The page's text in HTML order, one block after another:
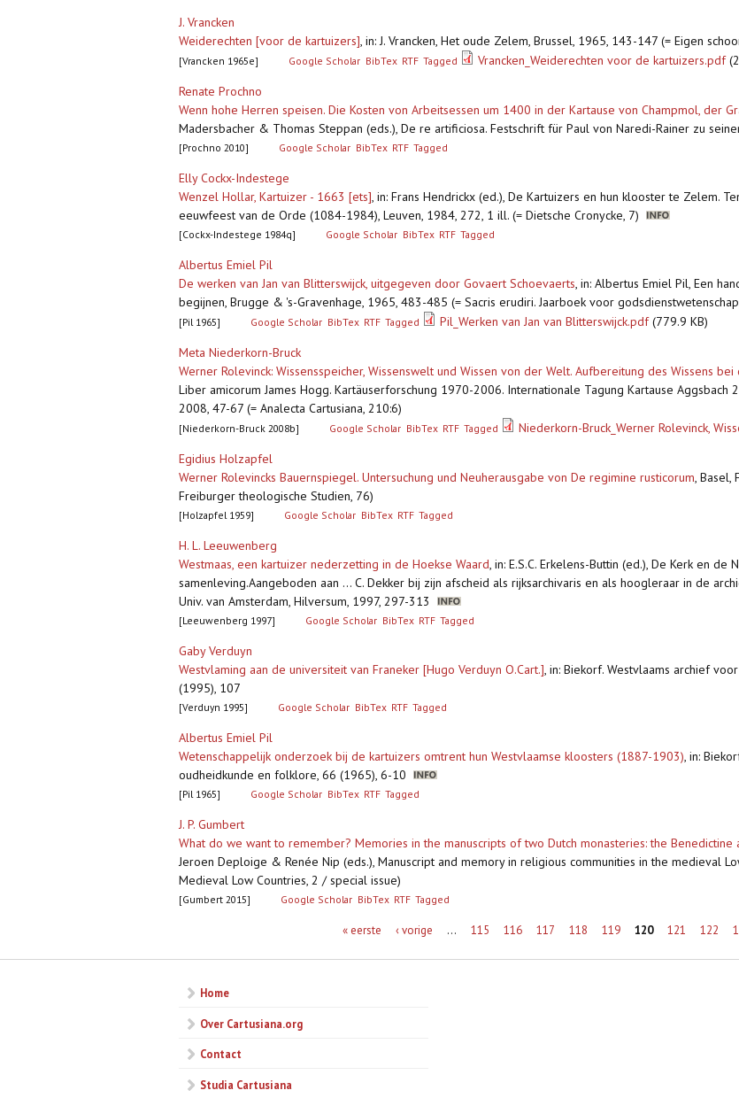
J. Vrancken
Weiderechten [voor de kartuizers], in: J. Vrancken, Het oude Zelem, Brussel, 1965, 143-147 (= Eigen
[Vrancken 1965e] Google Scholar BibTex RTF Tagged Vrancken_Weiderechten voor de kartuizers.pdf
Renate Prochno
Wenn hohe Herren speisen. Die Kosten von Arbeitsessen um 1400 in der Kartause von Champmol, der
Madersbacher & Thomas Steppan (eds.), De re artificiosa. Festschrift für Paul von Naredi-Rainer zu
[Prochno 2010] Google Scholar BibTex RTF Tagged
Elly Cockx-Indestege
Wenzel Hollar, Kartuizer - 1663 [ets], in: Frans Hendrickx (ed.), De Kartuizers en hun klooster te Zelem.
eeuwfeest van de Orde (1084-1984), Leuven, 1984, 272, 1 ill. (= Dietsche Cronycke, 7)
[Cockx-Indestege 1984q] Google Scholar BibTex RTF Tagged
Albertus Emiel Pil
De werken van Jan van Blitterswijck, uitgegeven door Govaert Schoevaerts, in: Albertus Emiel Pil, Een
begijnen, Brugge & 's-Gravenhage, 1965, 483-485 (= Sacris erudiri. Jaarboek voor
[Pil 1965] Google Scholar BibTex RTF Tagged Pil_Werken van Jan van Blitterswijck.pdf(779.9 KB)
Meta Niederkorn-Bruck
Werner Rolevinck: Wissensspeicher, Wissenswelt und Wissen von der Welt. Aufbereitung des Wissens bei
Liber amicorum James Hogg. Kartäuserforschung 1970-2006. Internationale Tagung Kartause Aggsbach
2008, 47-67 (= Analecta Cartusiana, 210:6)
[Niederkorn-Bruck 2008b] Google Scholar BibTex RTF Tagged Niederkorn-Bruck_Werner Rolevinck,
Egidius Holzapfel
Werner Rolevincks Bauernspiegel. Untersuchung und Neuherausgabe von De regimine rusticorum, Basel,
Freiburger theologische Studien, 76)
[Holzapfel 1959] Google Scholar BibTex RTF Tagged
H. L. Leeuwenberg
Westmaas, een kartuizer nederzetting in de Hoekse Waard, in: E.S.C. Erkelens-Buttin (ed.), De Kerk en
samenleving.Aangeboden aan ... C. Dekker bij zijn afscheid als rijksarchivaris en als hoogleraar in de
Univ. van Amsterdam, Hilversum, 1997, 297-313
[Leeuwenberg 1997] Google Scholar BibTex RTF Tagged
Gaby Verduyn
Westvlaming aan de universiteit van Franeker [Hugo Verduyn O.Cart.], in: Biekorf. Westvlaams archief
(1995), 107
[Verduyn 1995] Google Scholar BibTex RTF Tagged
Albertus Emiel Pil
Wetenschappelijk onderzoek bij de kartuizers omtrent hun Westvlaamse kloosters (1887-1903), in:
oudheidkunde en folklore, 66 (1965), 6-10
[Pil 1965] Google Scholar BibTex RTF Tagged
J. P. Gumbert
What do we want to remember? Memories in the manuscripts of two Dutch monasteries: the
Jeroen Deploige & Renée Nip (eds.), Manuscript and memory in religious communities in the medieval
Medieval Low Countries, 2 / special issue)
[Gumbert 2015] Google Scholar BibTex RTF Tagged
« eerste ‹ vorige … 115 116 117 118 119 120 121 122
Home
Over Cartusiana.org
Contact
Studia Cartusiana